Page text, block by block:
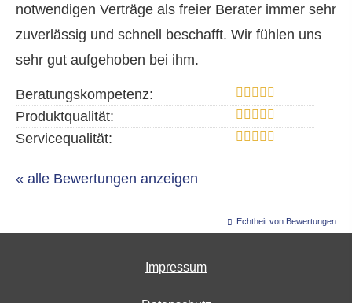
notwendigen Verträge als freier Berater immer sehr
zuverlässig und schnell beschafft. Wir fühlen uns
sehr gut aufgehoben bei ihm.
Beratungskompetenz:
Produktqualität:
Servicequalität:
« alle Bewertungen anzeigen
Echtheit von Bewertungen
Impressum